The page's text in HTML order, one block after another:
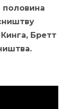
половина
Бретт